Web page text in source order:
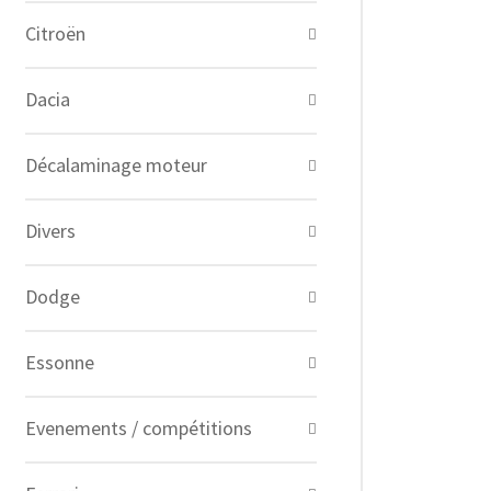
Citroën
Dacia
Décalaminage moteur
Divers
Dodge
Essonne
Evenements / compétitions